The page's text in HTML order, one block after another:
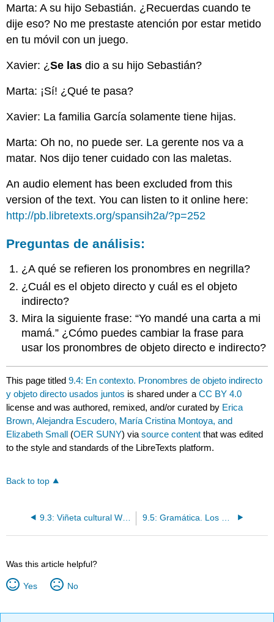
Marta: A su hijo Sebastián. ¿Recuerdas cuando te
dije eso? No me prestaste atención por estar metido
en tu móvil con un juego.
Xavier: ¿Se las dio a su hijo Sebastián?
Marta: ¡Sí! ¿Qué te pasa?
Xavier: La familia García solamente tiene hijas.
Marta: Oh no, no puede ser. La gerente nos va a
matar. Nos dijo tener cuidado con las maletas.
An audio element has been excluded from this
version of the text. You can listen to it online here:
http://pb.libretexts.org/spansih2a/?p=252
Preguntas de análisis:
¿A qué se refieren los pronombres en negrilla?
¿Cuál es el objeto directo y cuál es el objeto
indirecto?
Mira la siguiente frase: “Yo mandé una carta a mi
mamá.” ¿Cómo puedes cambiar la frase para
usar los pronombres de objeto directo e indirecto?
This page titled9.4: En contexto. Pronombres de objeto indirecto
y objeto directo usados juntos is shared under aCC BY 4.0
license and was authored, remixed, and/or curated by Erica
Brown, Alejandra Escudero, María Cristina Montoya, and
Elizabeth Small (OER SUNY) viasource content that was edited
to the style and standards of the LibreTexts platform.
Back to top
9.3: Viñeta cultural Why It Matters- ¿Cuál es tu comida favorita?
Was this article helpful?
Yes No